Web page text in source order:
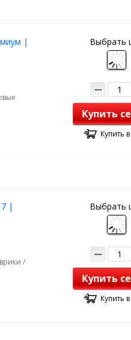
|
Выбрать
Купить
Купить
|
/
Выбрать
Купить
Купить